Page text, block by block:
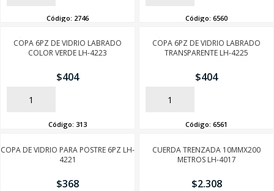
Código: 2746 Código: 6560
COPA 6PZ DE VIDRIO LABRADO
COLOR VERDE LH-4223
$404
AÑADIR
Código: 313
COPA 6PZ DE VIDRIO LABRADO
TRANSPARENTE LH-4225
$404
AÑADIR
Código: 6561
COPA DE VIDRIO PARA POSTRE 6PZ LH-
4221
$368
CUERDA TRENZADA 10MMX200
METROS LH-4017
$2.308